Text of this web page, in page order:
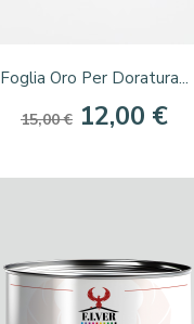
Foglia Oro Per Doratura...
15,00 € 12,00 €